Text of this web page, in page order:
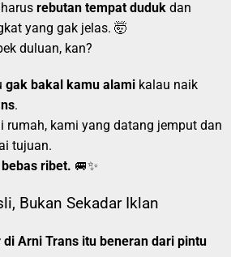
rebutan tempat duduk dan
yang gak jelas. 🤯
duluan, kan?
gak bakal kamu alami kalau naik
.
rumah, kami yang datang jemput dan
tujuan.
ribet. 🚐✨
Bukan Sekadar Iklan
Arni Trans itu beneran dari pintu